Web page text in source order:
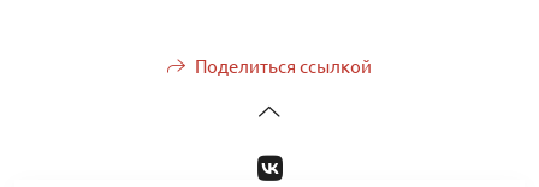
Поделиться ссылкой